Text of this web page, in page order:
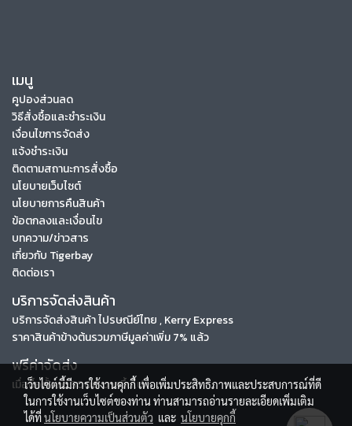
เมนู
คูปองส่วนลด
วิธีสั่งซื้อและชำระเงิน
เงื่อนไขการจัดส่ง
แจ้งชำระเงิน
ติดตามสถานะการสั่งซื้อ
นโยบายเว็บไซต์
นโยบายการคืนสินค้า
ข้อตกลงและเงื่อนไข
บทความ/ข่าวสาร
เกี่ยวกับ Tigerbay
ติดต่อเรา
บริการจัดส่งสินค้า
บริการจัดส่งสินค้า ไปรษณีย์ไทย , Kerry Express
ราคาสินค้าข้างต้นรวมภาษีมูลค่าเพิ่ม 7% แล้ว
ฟรีค่าจัดส่ง
เมื่อซื้อตั้งแต่ 3000 บาทขึ้นไป
เว็บไซต์นี้มีการใช้งานคุกกี้ เพื่อเพิ่มประสิทธิภาพและประสบการณ์ที่ดี
ในการใช้งานเว็บไซต์ของท่าน ท่านสามารถอ่านรายละเอียดเพิ่มเติม
ได้ที่นโยบายความเป็นส่วนตัว และ นโยบายคุกกี้